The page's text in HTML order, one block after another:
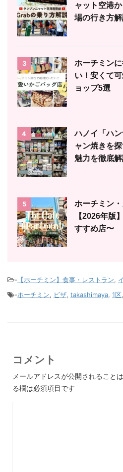
ャット空港
場の行き方解
3
ホーチミン
い！安くて
ョップ5選
4
ハノイ「ハ
ャン焼きを
魅力を徹底
5
ホーチミン
【2026年版
すすめ店〜
- 【ホーチミン】食事・レストラン,
-ホーチミン, ビザ, takashimaya, 1区,
コメント
メールアドレスが公開されること
る欄は必須項目です